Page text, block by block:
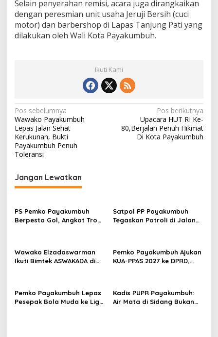
Selain penyerahan remisi, acara juga dirangkaikan
dengan peresmian unit usaha Jeruji Bersih (cuci
motor) dan barbershop di Lapas Tanjung Pati yang
dilakukan oleh Wali Kota Payakumbuh.
Ikuti Kami
N
a
v
i
a
i
p
s
Pos sebelumnya
Wawako Payakumbuh
Lepas Jalan Sehat
Kerukunan, Bukti
Payakumbuh Penuh
Toleransi
Pos berikutnya
Upacara HUT RI Ke-
80,Berjalan Penuh Hikmat
Di Kota Payakumbuh
Jangan Lewatkan
PS Pemko Payakumbuh
Berpesta Gol, Angkat Trofi
Satpol PP Payakumbuh
Tegaskan Patroli di Jalan
Wawako Elzadaswarman
Ikuti Bimtek ASWAKADA di
Pemko Payakumbuh Ajukan
KUA-PPAS 2027 ke DPRD,
Pemko Payakumbuh Lepas
Pesepak Bola Muda ke Liga
Kadis PUPR Payakumbuh:
Air Mata di Sidang Bukan